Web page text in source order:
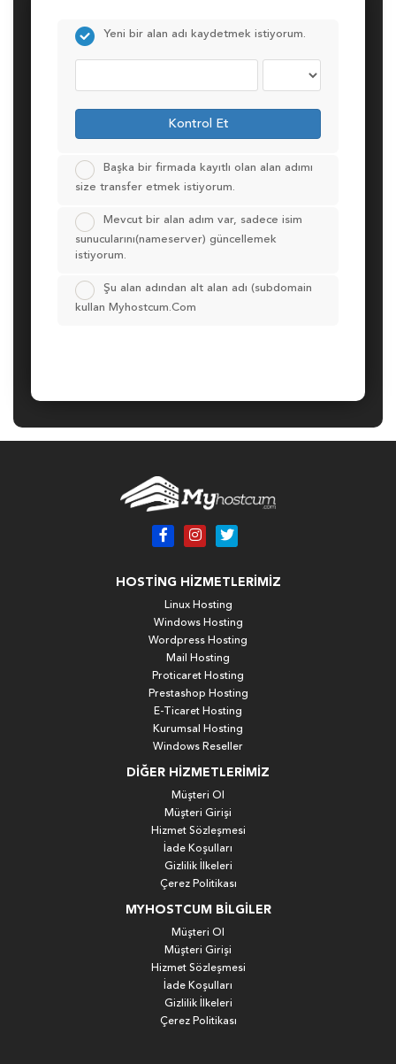
Yeni bir alan adı kaydetmek istiyorum.
Kontrol Et
Başka bir firmada kayıtlı olan alan adımı
size transfer etmek istiyorum.
Mevcut bir alan adım var, sadece isim
sunucularını(nameserver) güncellemek
istiyorum.
Şu alan adından alt alan adı (subdomain
kullan Myhostcum.Com
HOSTING HIZMETLERIMIZ
Linux Hosting
Windows Hosting
Wordpress Hosting
Mail Hosting
Proticaret Hosting
Prestashop Hosting
E-Ticaret Hosting
Kurumsal Hosting
Windows Reseller
DIĞER HIZMETLERIMIZ
Müşteri Ol
Müşteri Girişi
Hizmet Sözleşmesi
İade Koşulları
Gizlilik İlkeleri
Çerez Politikası
MYHOSTCUM BILGILER
Müşteri Ol
Müşteri Girişi
Hizmet Sözleşmesi
İade Koşulları
Gizlilik İlkeleri
Çerez Politikası